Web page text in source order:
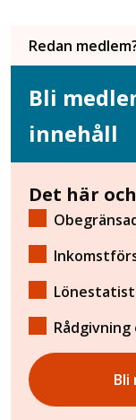
Bli
innehåll
Redan
Det här
Bli